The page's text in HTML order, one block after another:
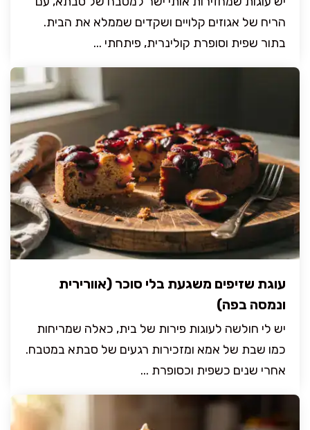
הריח של אגוזים קלויים ושקדים שממלא את הבית.
בתור שפית וסופרת קולינרית, פיתחתי ...
עוגת שזיפים משגעת בלי סוכר (אוורירית
ונמסה בפה)
יש לי חולשה לעוגות פירות של בית, כאלה שמריחות
כמו שבת של אמא ומזכירות רגעים של סבתא במטבח.
אחרי שנים כשפית וכסופרת ...